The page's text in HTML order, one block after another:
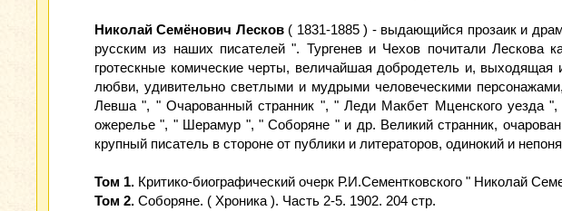
Николай Семёнович Лесков( 1831-1885 ) - выдающийся прозаик и
русским из наших писателей ". Тургенев и Чехов почитали
гротескные комические черты, величайшая добродетель и,
любви, удивительно светлыми и мудрыми человеческими
Левша ", " Очарованный странник ", " Леди Макбет Мценского уезда
ожерелье ", " Шерамур ", " Соборяне " и др. Великий странник,
крупный писатель в стороне от публики и литераторов, одинокий и
Том 1. Критико-биографический очерк Р.И.Сементковского " Николай
Том 2. Соборяне. ( Хроника ). Часть 2-5. 1902. 204 стр.